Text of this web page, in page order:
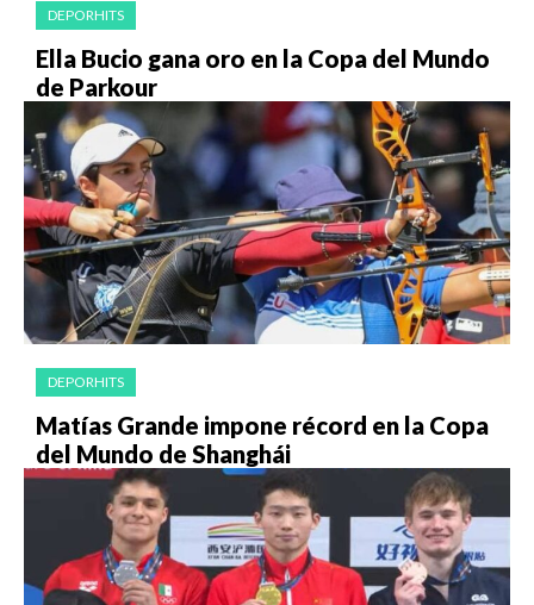
DEPORHITS
Ella Bucio gana oro en la Copa del Mundo
de Parkour
DEPORHITS
Matías Grande impone récord en la Copa
del Mundo de Shanghái